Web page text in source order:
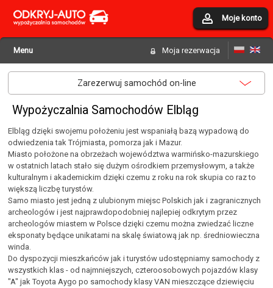
Moje konto
Moja rezerwacja
Menu
Zarezerwuj samochód on-line
Wypożyczalnia Samochodów Elbląg
Elbląg dzięki swojemu położeniu jest wspaniałą bazą wypadową do
odwiedzenia tak Trójmiasta, pomorza jak i Mazur.
Miasto położone na obrzeżach województwa warmińsko-mazurskiego
w ostatnich latach stało się dużym ośrodkiem przemysłowym, a także
kulturalnym i akademickim dzięki czemu z roku na rok skupia co raz to
większą liczbę turystów.
Samo miasto jest jedną z ulubionym miejsc Polskich jak i zagranicznych
archeologów i jest najprawdopodobniej najlepiej odkrytym przez
archeologów miastem w Polsce dzięki czemu można zwiedzać liczne
eksponaty będące unikatami na skalę światową jak np. średniowieczna
winda.
Do dyspozycji mieszkańców jak i turystów udostępniamy samochody z
wszystkich klas - od najmniejszych, czteroosobowych pojazdów klasy
"A" jak Toyota Aygo po samochody klasy VAN mieszczące dziewięciu